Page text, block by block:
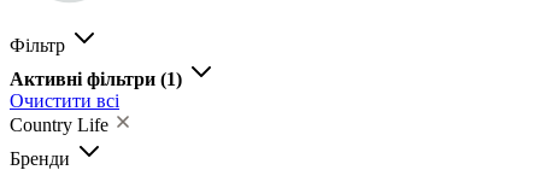
Фільтр
Активні фільтри (1)
Очистити всі
Country Life
Бренди